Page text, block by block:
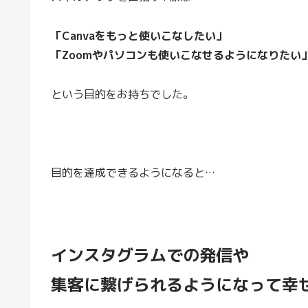
「Canvaをもっと使いこなしたい」
「Zoomやパソコンも使いこなせるようになりたい
という目的をお持ちでした。
目的を達成できるようになると…
インスタグラムでの発信や
集客に繋げられるようになって幸